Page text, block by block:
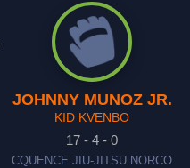
JOHNNY MUNOZ JR.
KID KVENBO
17 - 4 - 0
CQUENCE JIU-JITSU NORCO